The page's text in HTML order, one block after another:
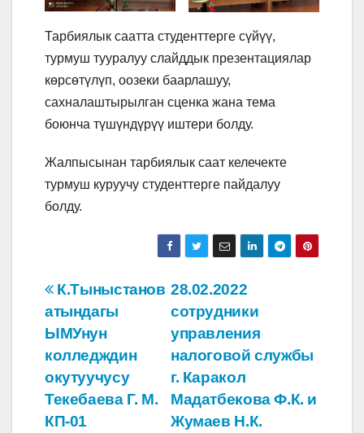
Тарбиялык саатта студенттерге сүйүү,
турмуш тууралуу слайддык презентациялар
көрсөтүлүп, оозеки баарлашуу,
сахналаштырылган сценка жана тема
боюнча түшүндүрүү иштери болду.
Жалпысынан тарбиялык саат келечекте
турмуш куруучу студенттерге пайдалуу
болду.
Навигация
по
записям
28.02.2022
сотрудники
управления
налоговой службы
г. Каракол
Мадатбекова Ф.К. и
Жумаев Н.К.
К.Тыныстанов
атындагы
ЫМУнун
колледждин
окутуучусу
Текебаева Г. М.
КП-01